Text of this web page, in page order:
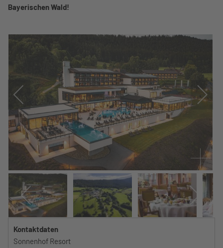
Bayerischen Wald!
Kontaktdaten
Sonnenhof Resort